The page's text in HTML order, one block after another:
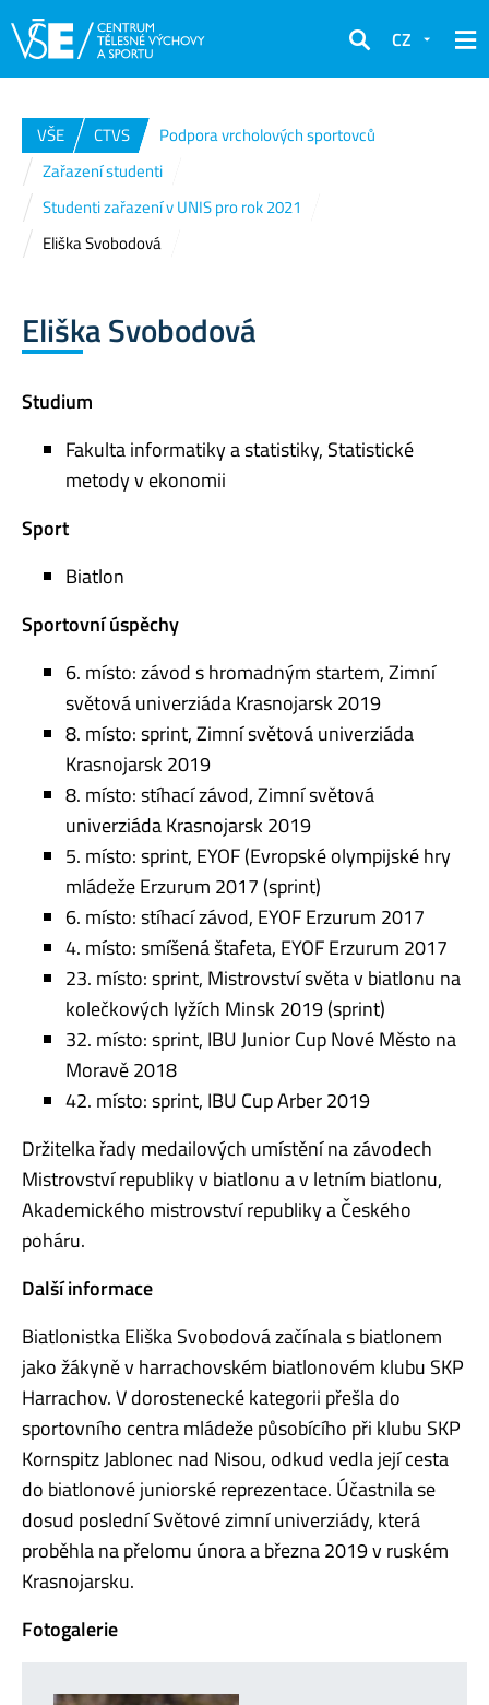
Hledat
CZ
VŠE CTVS
Podpora vrcholových sportovců
Zařazení studenti
Studenti zařazení v UNIS pro rok 2021
Eliška Svobodová
Eliška Svobodová
Studium
Fakulta informatiky a statistiky, Statistické
metody v ekonomii
Sport
Biatlon
Sportovní úspěchy
6. místo: závod s hromadným startem, Zimní
světová univerziáda Krasnojarsk 2019
8. místo: sprint, Zimní světová univerziáda
Krasnojarsk 2019
8. místo: stíhací závod, Zimní světová
univerziáda Krasnojarsk 2019
5. místo: sprint, EYOF (Evropské olympijské hry
mládeže Erzurum 2017 (sprint)
6. místo: stíhací závod, EYOF Erzurum 2017
4. místo: smíšená štafeta, EYOF Erzurum 2017
23. místo: sprint, Mistrovství světa v biatlonu na
kolečkových lyžích Minsk 2019 (sprint)
32. místo: sprint, IBU Junior Cup Nové Město na
Moravě 2018
42. místo: sprint, IBU Cup Arber 2019
Držitelka řady medailových umístění na závodech
Mistrovství republiky v biatlonu a v letním biatlonu,
Akademického mistrovství republiky a Českého
poháru.
Další informace
Biatlonistka Eliška Svobodová začínala s biatlonem
jako žákyně v harrachovském biatlonovém klubu SKP
Harrachov. V dorostenecké kategorii přešla do
sportovního centra mládeže působícího při klubu SKP
Kornspitz Jablonec nad Nisou, odkud vedla její cesta
do biatlonové juniorské reprezentace. Účastnila se
dosud poslední Světové zimní univerziády, která
proběhla na přelomu února a března 2019 v ruském
Krasnojarsku.
Fotogalerie